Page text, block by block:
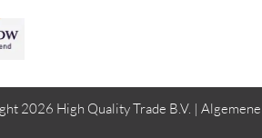
2026 High Quality Trade B.V. |